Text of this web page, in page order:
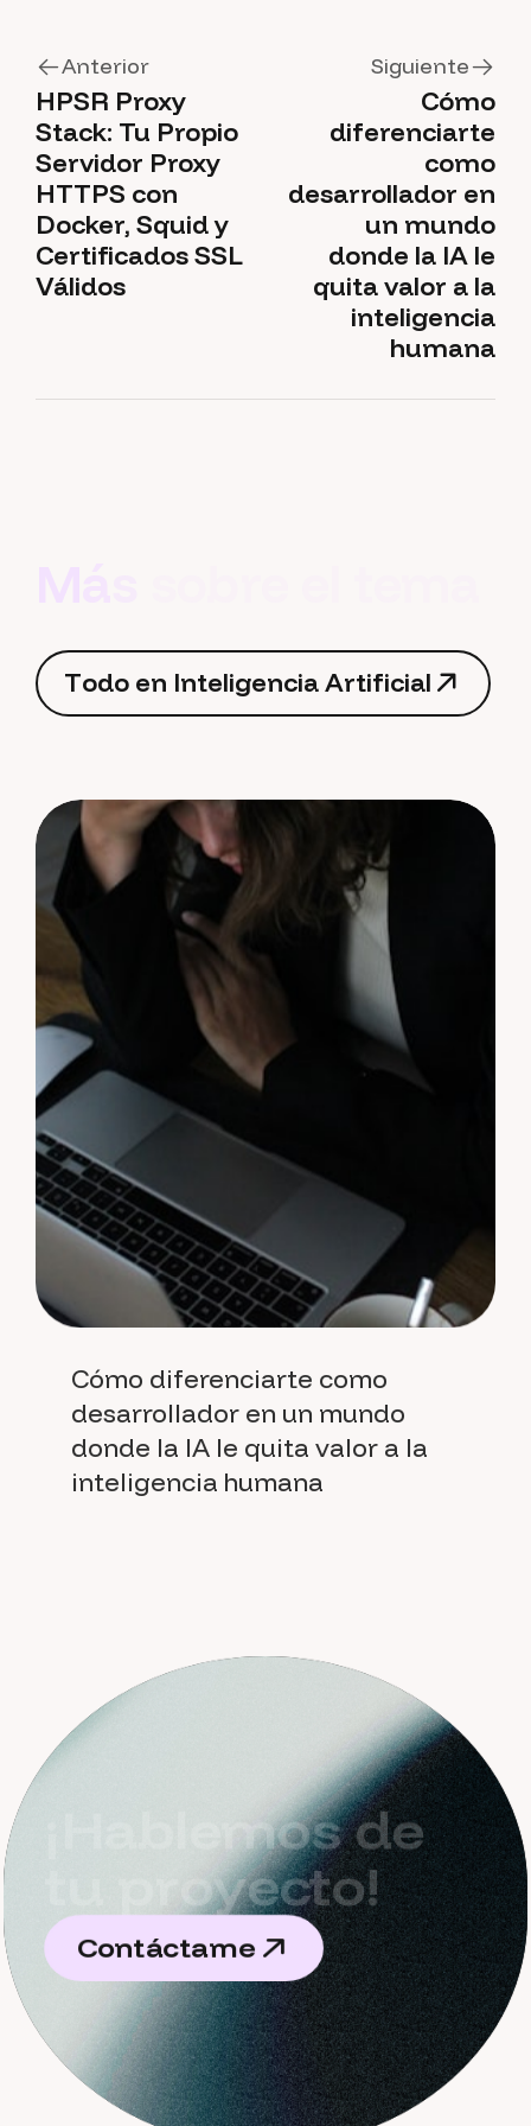
Anterior
HPSR Proxy
Stack: Tu Propio
Servidor Proxy
HTTPS con
Docker, Squid y
Certificados SSL
Válidos
Siguiente
Cómo
diferenciarte
como
desarrollador en
un mundo
donde la IA le
quita valor a la
inteligencia
humana
Todo en InteligenciaArtificial
TodoenInteligenciaArtificial
Cómo diferenciarte como
desarrollador en un mundo
donde la IA le quita valor a la
inteligencia humana
mos de
oyecto!
Contáctame
Contáctame